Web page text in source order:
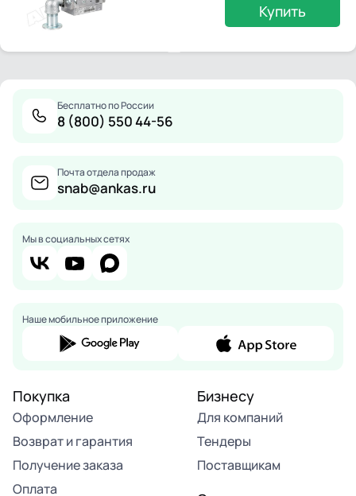
Купить
Бесплатно по России
8 (800) 550 44-56
Почта отдела продаж
snab@ankas.ru
Мы в социальных сетях
Наше мобильное приложение
Покупка
Оформление
Возврат и гарантия
Получение заказа
Оплата
Бизнесу
Для компаний
Тендеры
Поставщикам